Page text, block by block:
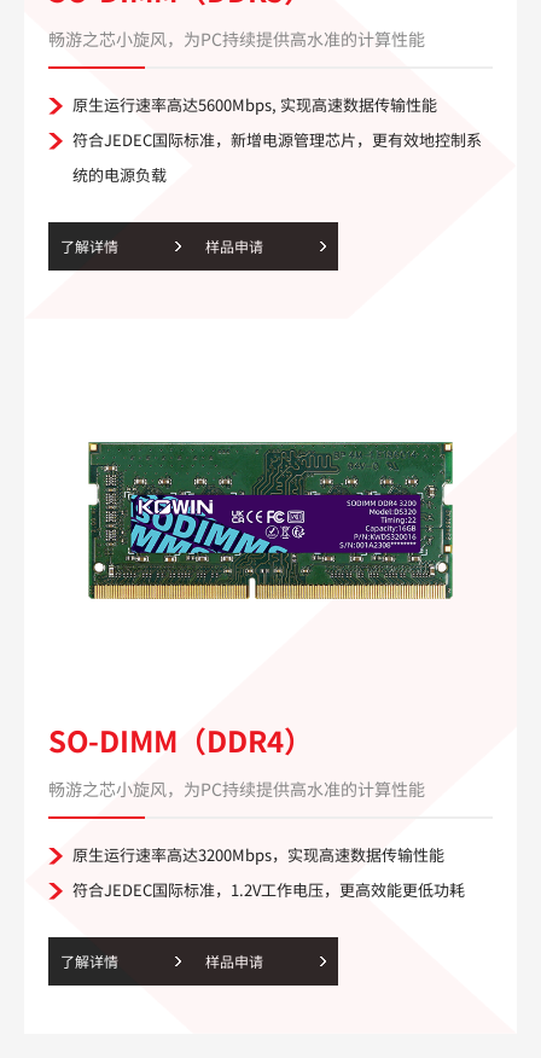
畅游之芯小旋风，为PC持续提供高水准的计算性能
原生运行速率高达5600Mbps, 实现高速数据传输性能
符合JEDEC国际标准，新增电源管理芯片，更有效地控制系
统的电源负载
了解详情 样品申请
SO-DIMM（DDR4）
畅游之芯小旋风，为PC持续提供高水准的计算性能
原生运行速率高达3200Mbps，实现高速数据传输性能
符合JEDEC国际标准，1.2V工作电压，更高效能更低功耗
了解详情 样品申请